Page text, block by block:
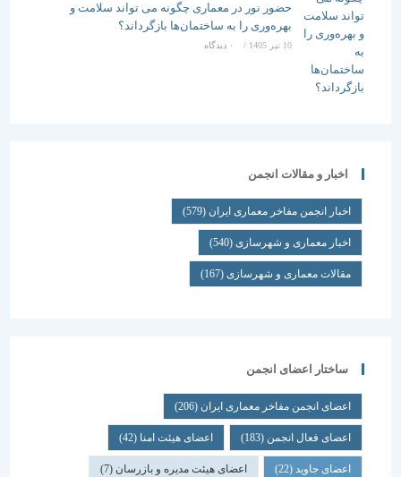
حضور نور در معماری چگونه می تواند سلامت و
بهره‌وری را به ساختمان‌ها بازگرداند؟
/ ۰ دیدگاه
اخبار و مقالات انجمن
اخبار انجمن مفاخر معماری ایران (579)
اخبار معماری و شهرسازی(540)
مقالات معماری و شهرسازی(167)
ساختار اعضای انجمن
اعضای انجمن مفاخر معماری ایران (206)
اعضای فعال انجمن(183) اعضای هیئت امنا(42)
اعضای جاوید(22) اعضای هیئت مدیره و بازرسان(7)